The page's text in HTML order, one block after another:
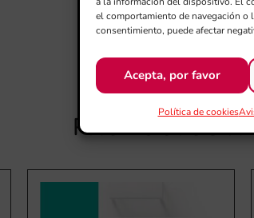
el comportamiento de navegación
consentimiento, puede afectar
Acepta, por favor
Política de cookies
PRODUCTOS